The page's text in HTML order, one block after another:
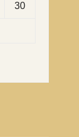
30